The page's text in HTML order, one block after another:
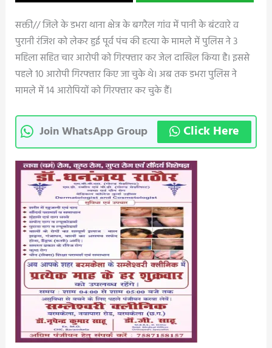
सक्ती// जिले के डभरा थाना क्षेत्र के बगरैल गांव में पानी के बंटवारे व
पुरानी रंजिश को लेकर हुई पूर्व पंच की हत्या के मामले में पुलिस ने 3
महिला सहित चार आरोपी को गिरफ्तार कर जेल दाखिल किया है। इससे
पहले 10 आरोपी गिरफ्तार किए जा चुके थे। अब तक डभरा पुलिस ने
मामले में 14 आरोपियों को गिरफ्तार कर चुके हैं।
Join WhatsApp Group Click Here